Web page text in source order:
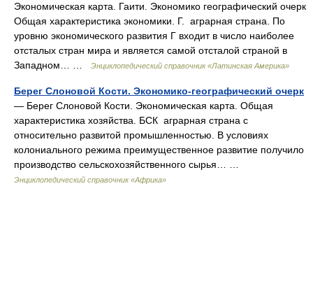
Экономическая карта. Гаити. Экономико географический очерк
Общая характеристика экономики. Г. аграрная страна. По
уровню экономического развития Г входит в число наиболее
отсталых стран мира и является самой отсталой страной в
Западном… …
Энциклопедический справочник «Латинская Америка»
Берег Слоновой Кости. Экономико-географический очерк
— Берег Слоновой Кости. Экономическая карта. Общая
характеристика хозяйства. БСК аграрная страна с
относительно развитой промышленностью. В условиях
колониального режима преимущественное развитие получило
производство сельскохозяйственного сырья… …
Энциклопедический справочник «Африка»